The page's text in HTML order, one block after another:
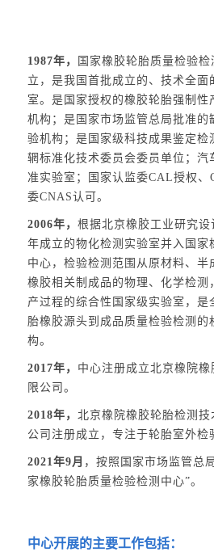
1987年，
国家橡胶轮胎质量检验
立，是我国首批成立的、技术全面
室。是国家授权的橡胶轮胎强制性
机构；是国家市场监管总局批准的
验机构；是国家级科技成果鉴定检
辋标准化技术委员会委员单位；汽
准实验室；国家认监委CAL授权、
委CNAS认可。
2006年，根据北京橡胶工业研究
年成立的物化检测实验室并入国家
中心，检验检测范围从原材料、半
橡胶相关制成品的物理、化学检测
产过程的综合性国家级实验室，是
胎橡胶源头到成品质量检验检测的
构。
2017年， 中心注册成立北京橡院
限公司。
2018年，北京橡院橡胶轮胎检测
公司注册成立，专注于轮胎室外检
2021年9月 ，按照国家市场监管总
家橡胶轮胎质量检验检测中心”。
中心开展的主要工作包括：